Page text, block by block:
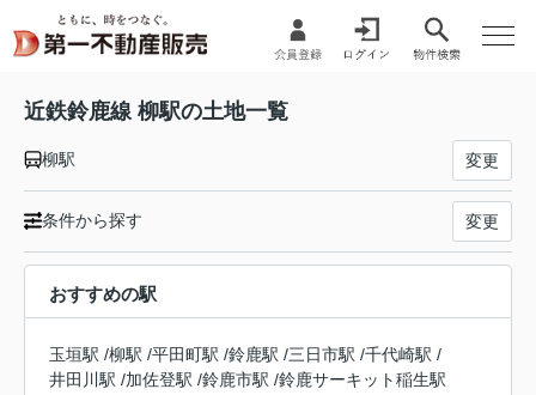
近鉄鈴鹿線 柳駅の土地一覧
柳駅 変更
条件から探す 変更
おすすめの駅
玉垣駅 /柳駅 /平田町駅 /鈴鹿駅 /三日市駅 /千代崎駅 /
井田川駅 /加佐登駅 /鈴鹿市駅 /鈴鹿サーキット稲生駅